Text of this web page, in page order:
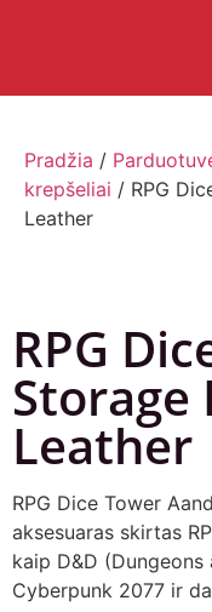
Pradžia /
krepšeliai / RPG
Leather
RPG
Storage
Leather
RPG Dice Tower
aksesuaras skirtas
kaip D&D
Cyberpunk 2077 ir